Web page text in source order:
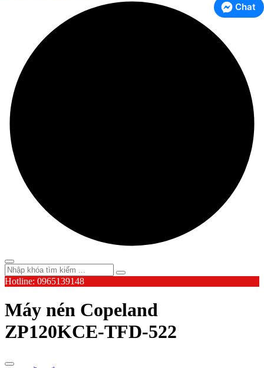
Chat
Hotline: 0965139148
Máy nén Copeland
ZP120KCE-TFD-522